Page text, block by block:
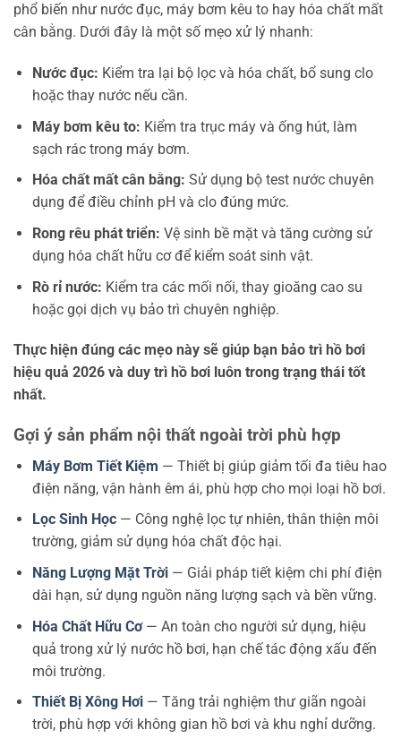
phổ biến như nước đục, máy bơm kêu to hay hóa chất mất
cân bằng. Dưới đây là một số mẹo xử lý nhanh:
Nước đục: Kiểm tra lại bộ lọc và hóa chất, bổ sung clo
hoặc thay nước nếu cần.
Máy bơm kêu to: Kiểm tra trục máy và ống hút, làm
sạch rác trong máy bơm.
Hóa chất mất cân bằng: Sử dụng bộ test nước chuyên
dụng để điều chỉnh pH và clo đúng mức.
Rong rêu phát triển: Vệ sinh bề mặt và tăng cường sử
dụng hóa chất hữu cơ để kiểm soát sinh vật.
Rò rỉ nước: Kiểm tra các mối nối, thay gioăng cao su
hoặc gọi dịch vụ bảo trì chuyên nghiệp.
Thực hiện đúng các mẹo này sẽ giúp bạn bảo trì hồ bơi
hiệu quả 2026 và duy trì hồ bơi luôn trong trạng thái tốt
nhất.
Gợi ý sản phẩm nội thất ngoài trời phù hợp
Máy Bơm Tiết Kiệm — Thiết bị giúp giảm tối đa tiêu hao
điện năng, vận hành êm ái, phù hợp cho mọi loại hồ bơi.
Lọc Sinh Học— Công nghệ lọc tự nhiên, thân thiện môi
trường, giảm sử dụng hóa chất độc hại.
Năng Lượng Mặt Trời— Giải pháp tiết kiệm chi phí điện
dài hạn, sử dụng nguồn năng lượng sạch và bền vững.
Hóa Chất Hữu Cơ— An toàn cho người sử dụng, hiệu
quả trong xử lý nước hồ bơi, hạn chế tác động xấu đến
môi trường.
Thiết Bị Xông Hơi— Tăng trải nghiệm thư giãn ngoài
trời, phù hợp với không gian hồ bơi và khu nghỉ dưỡng.